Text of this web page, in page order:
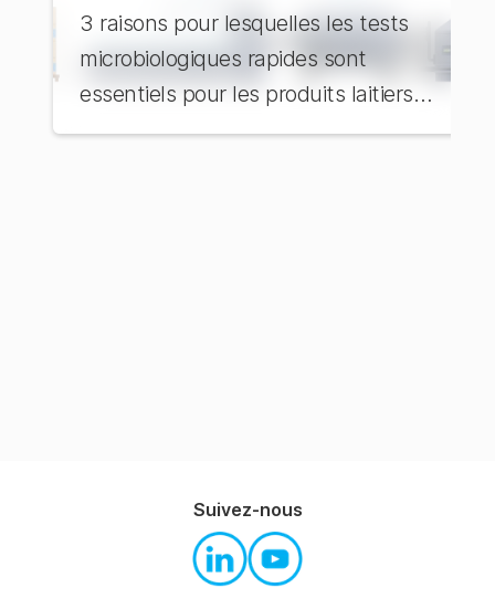
3 raisons pour lesquelles les tests
microbiologiques rapides sont
essentiels pour les produits laitiers
UHT et ESL
Suivez-nous